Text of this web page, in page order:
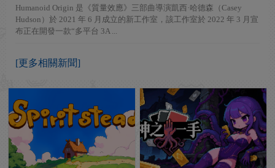
Humanoid Origin 是《質量效應》三部曲導演凱西·哈德森（Casey
Hudson）於 2021 年 6 月成立的新工作室，該工作室於 2022 年 3 月宣
布正在開發一款“多平台 3A ...
[更多相關新聞]